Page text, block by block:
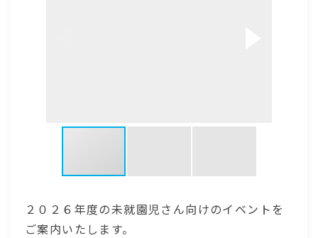
２０２６年度の未就園児さん向けのイベントを
ご案内いたします。